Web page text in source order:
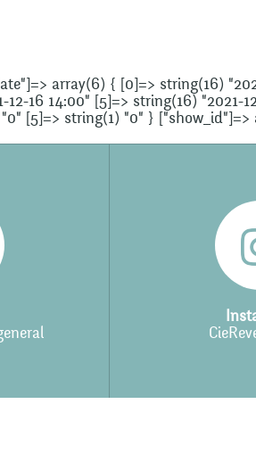
array(6) { [0]=> string(16)
16 14:00" [5]=> string(16) "2021-
[5]=> string(1) "0" } ["show_id"]=>